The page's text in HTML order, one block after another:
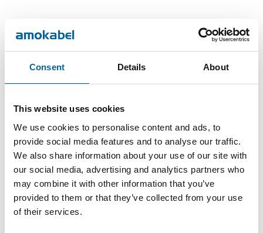
Consent Details About
This website uses cookies
We use cookies to personalise content and ads, to
provide social media features and to analyse our traffic.
We also share information about your use of our site with
our social media, advertising and analytics partners who
may combine it with other information that you’ve
provided to them or that they’ve collected from your use
of their services.
Kontakt våre spesialister